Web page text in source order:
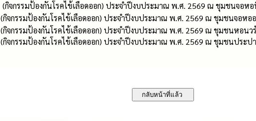
(กิจกรรมป้องกันโรคไข้เลือดออก) ประจำปีงบประมาณ พ.ศ. 2569 ณ ชุมชนจอ
(กิจกรรมป้องกันโรคไข้เลือดออก) ประจำปีงบประมาณ พ.ศ. 2569 ณ ชุมชนจอห
(กิจกรรมป้องกันโรคไข้เลือดออก) ประจำปีงบประมาณ พ.ศ. 2569 ณ ชุมชนหอ
(กิจกรรมป้องกันโรคไข้เลือดออก) ประจำปีงบประมาณ พ.ศ. 2569 ณ ชุมชนปร